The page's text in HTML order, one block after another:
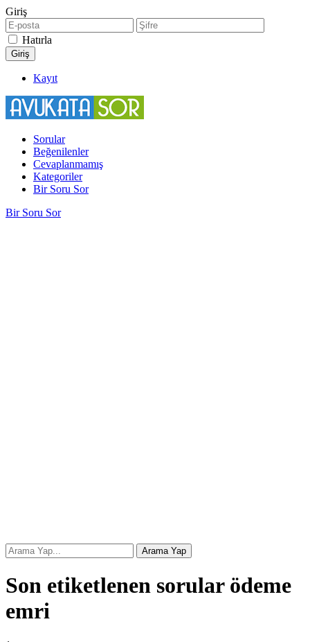
Giriş
Hatırla
Kayıt
Sorular
Beğenilenler
Cevaplanmamış
Kategoriler
Bir Soru Sor
Bir Soru Sor
Son etiketlenen sorular ödeme
emri